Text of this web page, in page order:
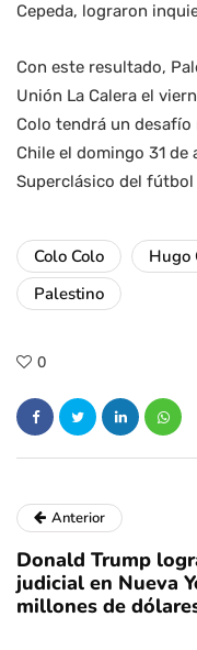
Cepeda, lograron
Con este resultado,
Unión La Calera el
Colo tendrá un
Chile el domingo 31
Superclásico del fútbol
Colo Colo Hugo
Palestino
0
Anterior
Donald Trump
judicial en Nueva
millones de